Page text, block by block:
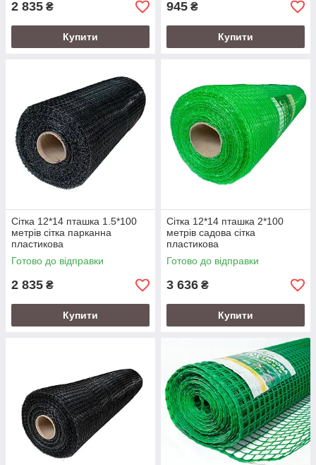
2 835 ₴
Купити
945 ₴
Купити
Сітка 12*14 пташка 1.5*100
метрів сітка парканна
пластикова
Готово до відправки
2 835 ₴
Купити
Сітка 12*14 пташка 2*100
метрів садова сітка
пластикова
Готово до відправки
3 636 ₴
Купити